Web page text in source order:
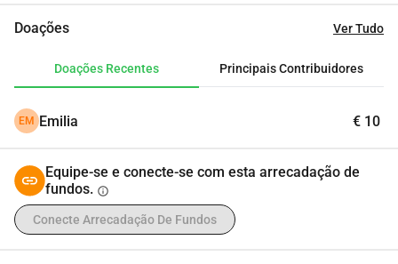
nervosas danificadas dentro da minha medula espinhal.
Finlândia.Por essa razão, planejo viajar para uma clínica
O custo estimado do tratamento é de aproximadamente
Doações Ver Tudo
Doações Recentes Principais Contribuidores
EM Emilia € 10
Equipe-se e conecte-se com esta arrecadação de
fundos. info
Conecte Arrecadação De Fundos